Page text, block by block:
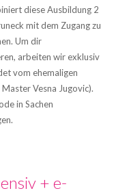
diese Ausbildung 2
mit dem Zugang zu
Um dir
arbeiten wir exklusiv
vom ehemaligen
Vesna Jugovic).
in Sachen
+ e-